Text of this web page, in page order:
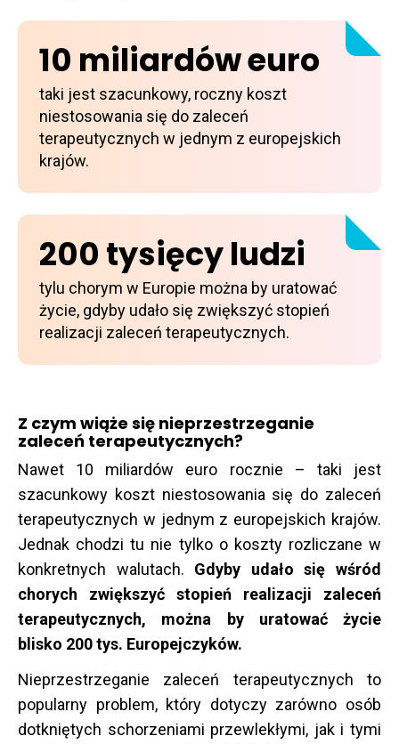
10 miliardów euro
taki jest szacunkowy, roczny koszt
niestosowania się do zaleceń
terapeutycznych w jednym z europejskich
krajów.
200 tysięcy ludzi
tylu chorym w Europie można by uratować
życie, gdyby udało się zwiększyć stopień
realizacji zaleceń terapeutycznych.
Z czym wiąże się nieprzestrzeganie
zaleceń terapeutycznych?
Nawet 10 miliardów euro rocznie – taki jest
szacunkowy koszt niestosowania się do zaleceń
terapeutycznych w jednym z europejskich krajów.
Jednak chodzi tu nie tylko o koszty rozliczane w
konkretnych walutach. Gdyby udało się wśród
chorych zwiększyć stopień realizacji zaleceń
terapeutycznych, można by uratować życie
blisko 200 tys. Europejczyków.
Nieprzestrzeganie zaleceń terapeutycznych to
popularny problem, który dotyczy zarówno osób
dotkniętych schorzeniami przewlekłymi, jak i tymi